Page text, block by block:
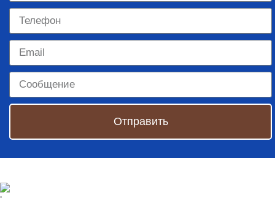
Отправить